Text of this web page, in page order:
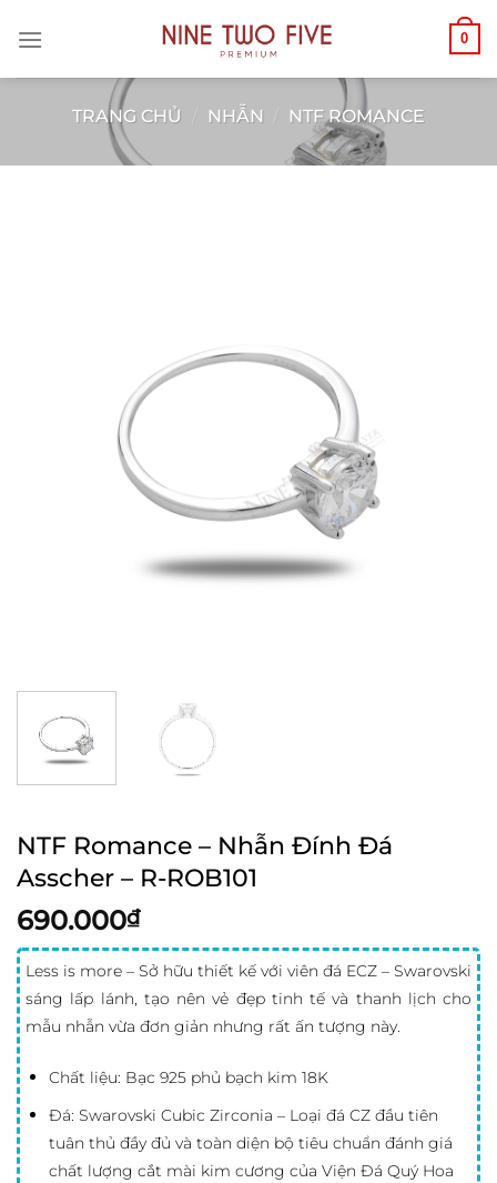
đến
0
TRANG CHỦ NHẪN NTF ROMANCE
NTF Romance – Nhẫn Đính Đá
Asscher – R-ROB101
690.000₫
Less is more – Sở hữu thiết kế với viên đá ECZ – Swarovski
sáng lấp lánh, tạo nên vẻ đẹp tinh tế và thanh lịch cho
mẫu nhẫn vừa đơn giản nhưng rất ấn tượng này.
Chất liệu: Bạc 925 phủ bạch kim 18K
Đá: Swarovski Cubic Zirconia – Loại đá CZ đầu tiên
tuân thủ đầy đủ và toàn diện bộ tiêu chuẩn đánh giá
chất lượng cắt mài kim cương của Viện Đá Quý Hoa